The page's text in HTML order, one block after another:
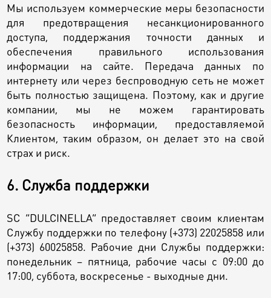
Мы используем коммерческие меры безопасности
для предотвращения несанкционированного
доступа, поддержания точности данных и
обеспечения правильного использования
информации на сайте. Передача данных по
интернету или через беспроводную сеть не может
быть полностью защищена. Поэтому, как и другие
компании, мы не можем гарантировать
безопасность информации, предоставляемой
Клиентом, таким образом, он делает это на свой
страх и риск.
6. Служба поддержки
SC “DULCINELLA” предоставляет своим клиентам
Службу поддержки по телефону (+373) 22025858 или
(+373) 60025858. Рабочие дни Службы поддержки:
понедельник – пятница, рабочие часы с 09:00 до
17:00, суббота, воскресенье - выходные дни.